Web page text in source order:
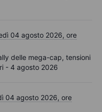
04 agosto 2026, ore
delle mega-cap, tensioni
- 4 agosto 2026
04 agosto 2026, ore